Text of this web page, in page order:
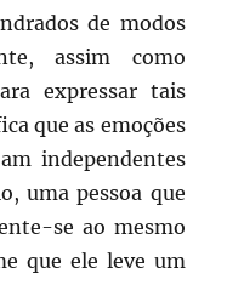
de modos
assim como
expressar tais
que as emoções
independentes
uma pessoa que
se ao mesmo
que ele leve um